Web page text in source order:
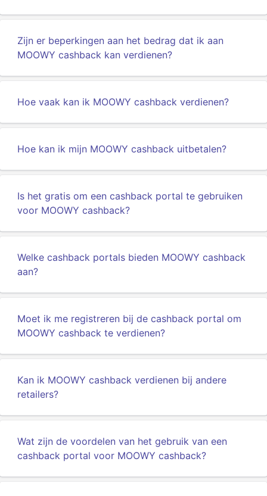
Zijn er beperkingen aan het bedrag dat ik aan
MOOWY cashback kan verdienen?
Hoe vaak kan ik MOOWY cashback verdienen?
Hoe kan ik mijn MOOWY cashback uitbetalen?
Is het gratis om een cashback portal te gebruiken
voor MOOWY cashback?
Welke cashback portals bieden MOOWY cashback
aan?
Moet ik me registreren bij de cashback portal om
MOOWY cashback te verdienen?
Kan ik MOOWY cashback verdienen bij andere
retailers?
Wat zijn de voordelen van het gebruik van een
cashback portal voor MOOWY cashback?